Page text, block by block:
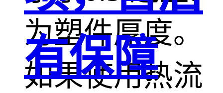
为塑件厚度。
如果使用热流
有保障